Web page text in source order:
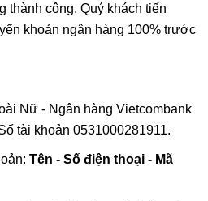
thành công. Quý khách tiến
khoản ngân hàng 100% trước
Nữ - Ngân hàng Vietcombank
tài khoản 0531000281911.
Tên - Số điện thoại - Mã